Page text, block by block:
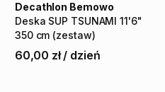
Deska SUP TSUNAMI 11'6"
350 cm (zestaw)
Decathlon Bemowo
60,00 zł / dzień